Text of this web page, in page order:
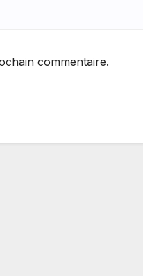
commentaire.